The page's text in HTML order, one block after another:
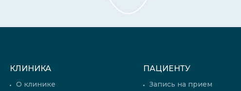
КЛИНИКА
О клинике
ПАЦИЕНТУ
Запись на прием